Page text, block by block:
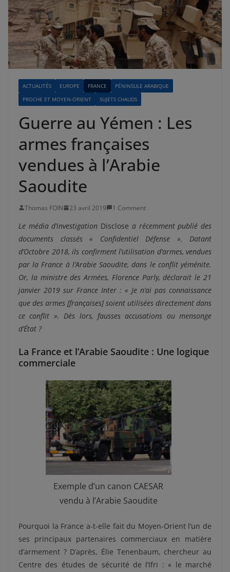
ACTUALITÉS EUROPE FRANCE
PÉNINSULE ARABIQUE
PROCHE ET MOYEN-ORIENT
SUJETS CHAUDS
Guerre au Yémen : Les
armes françaises
vendues à l’Arabie
Saoudite
Thomas FOIN 23 avril 2019 1 Comment
Le média d’investigation Disclose a récemment publié des
documents classés « Confidentiel Défense ». Datant
d’Octobre 2018, ils confirment l’utilisation d’armes, vendues
par la France à l’Arabie Saoudite, dans le conflit yéménite.
Or, la ministre des Armées, Florence Parly, déclarait le 21
janvier 2019 sur France Inter : « Je n’ai pas connaissance
que des armes [françaises] soient utilisées directement dans
ce conflit ». Dès lors, fausses accusations ou mensonge
d’État ?
La France et l’Arabie Saoudite : Une logique
commerciale
Exemple d’un canon CAESAR
vendu à l’Arabie Saoudite
Pourquoi la France a-t-elle fait du Moyen-Orient l’un de
ses principaux partenaires commerciaux en matière
d’armement ? D’après, Élie Tenenbaum, chercheur au
Centre des études de sécurité de l’Ifri : « le marché